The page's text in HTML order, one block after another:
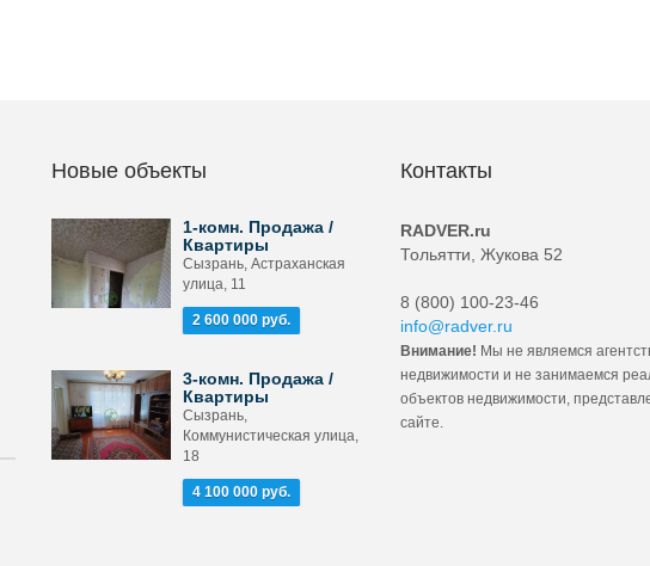
Новые объекты
1-комн. Продажа /
Квартиры
Сызрань, Астраханская
улица, 11
2 600 000 руб.
3-комн. Продажа /
Квартиры
Сызрань,
Коммунистическая улица,
18
4 100 000 руб.
Контакты
RADVER.ru
Тольятти, Жукова 52
8 (800) 100-23-46
info@radver.ru
Внимание! Мы не являемся
недвижимости и не занимаемся
объектов недвижимости,
сайте.